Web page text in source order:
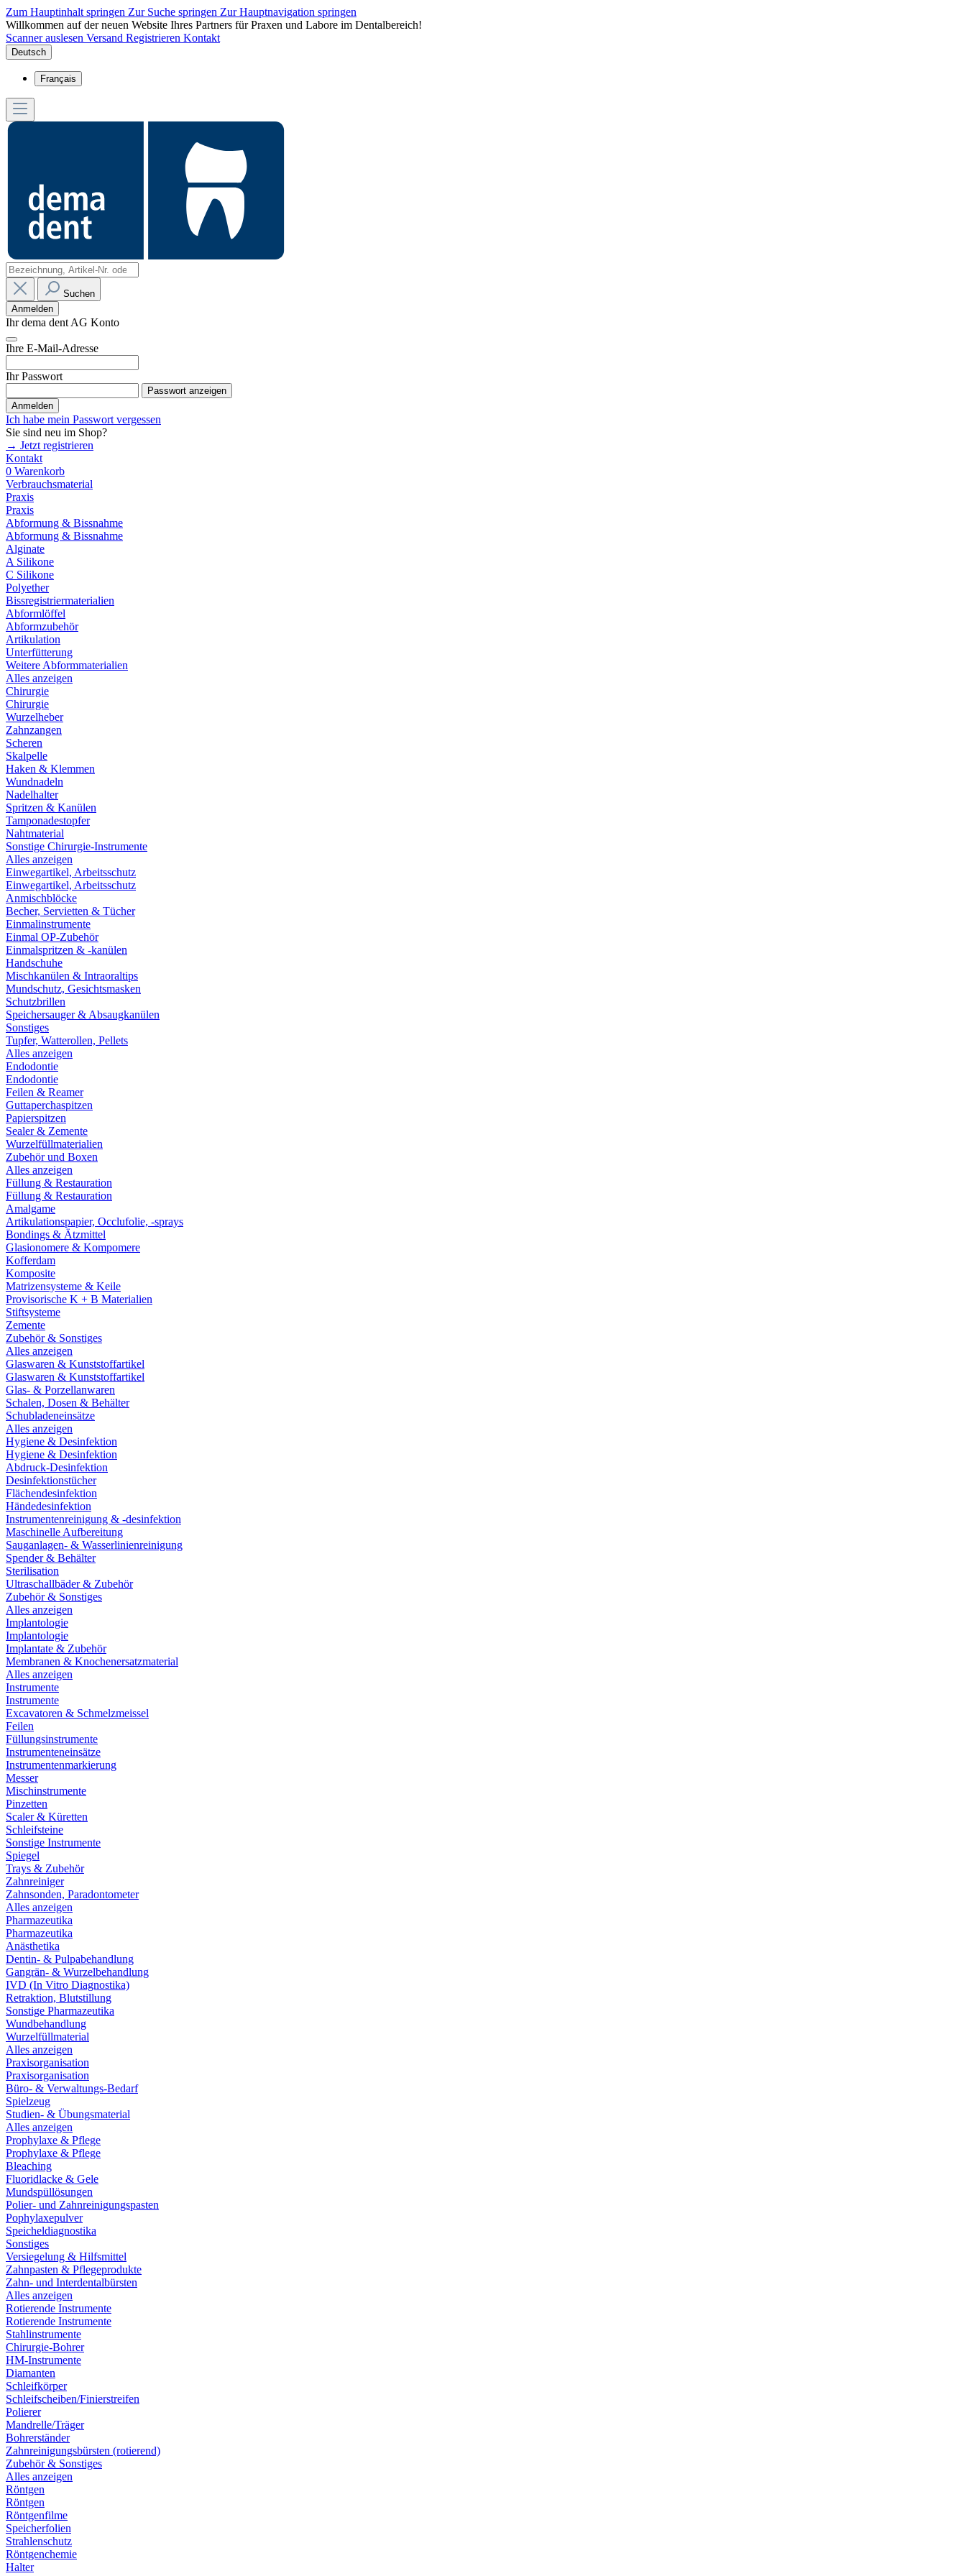
Zum Hauptinhalt springen Zur Suche springen Zur Hauptnavigation springen
Willkommen auf der neuen Website Ihres Partners für Praxen und Labore im Dentalbereich!
Scanner auslesen Versand Registrieren Kontakt
Deutsch
Français
Suchen
Anmelden
Ihr dema dent AG Konto
Ihre E-Mail-Adresse
Ihr Passwort
Passwort anzeigen
Anmelden
Ich habe mein Passwort vergessen
Sie sind neu im Shop?
→ Jetzt registrieren
Kontakt
0 Warenkorb
Verbrauchsmaterial
Praxis
Praxis
Abformung & Bissnahme
Abformung & Bissnahme
Alginate
A Silikone
C Silikone
Polyether
Bissregistriermaterialien
Abformlöffel
Abformzubehör
Artikulation
Unterfütterung
Weitere Abformmaterialien
Alles anzeigen
Chirurgie
Chirurgie
Wurzelheber
Zahnzangen
Scheren
Skalpelle
Haken & Klemmen
Wundnadeln
Nadelhalter
Spritzen & Kanülen
Tamponadestopfer
Nahtmaterial
Sonstige Chirurgie-Instrumente
Alles anzeigen
Einwegartikel, Arbeitsschutz
Einwegartikel, Arbeitsschutz
Anmischblöcke
Becher, Servietten & Tücher
Einmalinstrumente
Einmal OP-Zubehör
Einmalspritzen & -kanülen
Handschuhe
Mischkanülen & Intraoraltips
Mundschutz, Gesichtsmasken
Schutzbrillen
Speichersauger & Absaugkanülen
Sonstiges
Tupfer, Watterollen, Pellets
Alles anzeigen
Endodontie
Endodontie
Feilen & Reamer
Guttaperchaspitzen
Papierspitzen
Sealer & Zemente
Wurzelfüllmaterialien
Zubehör und Boxen
Alles anzeigen
Füllung & Restauration
Füllung & Restauration
Amalgame
Artikulationspapier, Occlufolie, -sprays
Bondings & Ätzmittel
Glasionomere & Kompomere
Kofferdam
Komposite
Matrizensysteme & Keile
Provisorische K + B Materialien
Stiftsysteme
Zemente
Zubehör & Sonstiges
Alles anzeigen
Glaswaren & Kunststoffartikel
Glaswaren & Kunststoffartikel
Glas- & Porzellanwaren
Schalen, Dosen & Behälter
Schubladeneinsätze
Alles anzeigen
Hygiene & Desinfektion
Hygiene & Desinfektion
Abdruck-Desinfektion
Desinfektionstücher
Flächendesinfektion
Händedesinfektion
Instrumentenreinigung & -desinfektion
Maschinelle Aufbereitung
Sauganlagen- & Wasserlinienreinigung
Spender & Behälter
Sterilisation
Ultraschallbäder & Zubehör
Zubehör & Sonstiges
Alles anzeigen
Implantologie
Implantologie
Implantate & Zubehör
Membranen & Knochenersatzmaterial
Alles anzeigen
Instrumente
Instrumente
Excavatoren & Schmelzmeissel
Feilen
Füllungsinstrumente
Instrumenteneinsätze
Instrumentenmarkierung
Messer
Mischinstrumente
Pinzetten
Scaler & Küretten
Schleifsteine
Sonstige Instrumente
Spiegel
Trays & Zubehör
Zahnreiniger
Zahnsonden, Paradontometer
Alles anzeigen
Pharmazeutika
Pharmazeutika
Anästhetika
Dentin- & Pulpabehandlung
Gangrän- & Wurzelbehandlung
IVD (In Vitro Diagnostika)
Retraktion, Blutstillung
Sonstige Pharmazeutika
Wundbehandlung
Wurzelfüllmaterial
Alles anzeigen
Praxisorganisation
Praxisorganisation
Büro- & Verwaltungs-Bedarf
Spielzeug
Studien- & Übungsmaterial
Alles anzeigen
Prophylaxe & Pflege
Prophylaxe & Pflege
Bleaching
Fluoridlacke & Gele
Mundspüllösungen
Polier- und Zahnreinigungspasten
Pophylaxepulver
Speicheldiagnostika
Sonstiges
Versiegelung & Hilfsmittel
Zahnpasten & Pflegeprodukte
Zahn- und Interdentalbürsten
Alles anzeigen
Rotierende Instrumente
Rotierende Instrumente
Stahlinstrumente
Chirurgie-Bohrer
HM-Instrumente
Diamanten
Schleifkörper
Schleifscheiben/Finierstreifen
Polierer
Mandrelle/Träger
Bohrerständer
Zahnreinigungsbürsten (rotierend)
Zubehör & Sonstiges
Alles anzeigen
Röntgen
Röntgen
Röntgenfilme
Speicherfolien
Strahlenschutz
Röntgenchemie
Halter